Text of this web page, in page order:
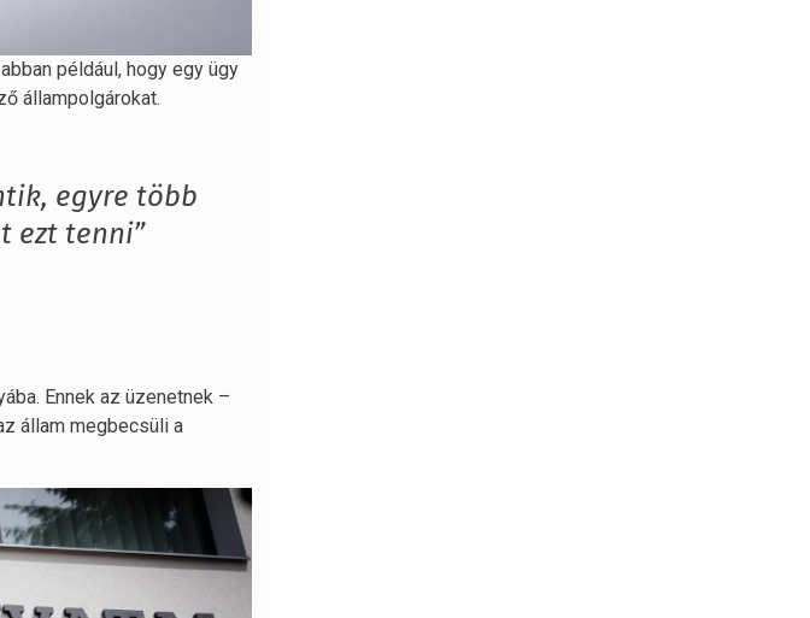
például, hogy egy ügy
állampolgárokat.
egyre több
ezt tenni”
Ennek az üzenetnek –
állam megbecsüli a